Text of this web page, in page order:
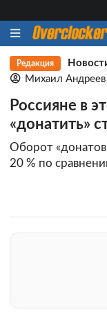
Редакция
Михаил Андреев
Россияне в
«донатить»
Оборот
20 % по